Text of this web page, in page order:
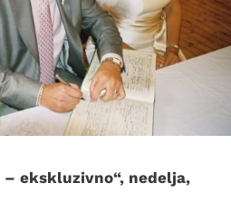
ekskluzivno“, nedelja,